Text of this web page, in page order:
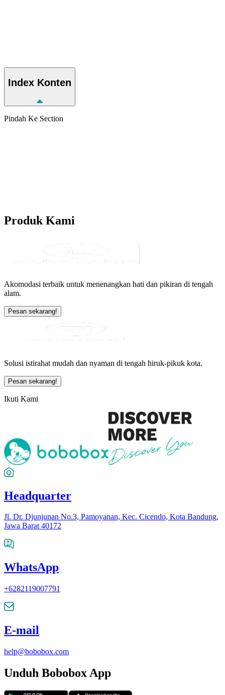
Index Konten
Pindah Ke Section
Produk Kami
Akomodasi terbaik untuk menenangkan hati dan pikiran di tengah
alam.
Pesan sekarang!
Solusi istirahat mudah dan nyaman di tengah hiruk-pikuk kota.
Pesan sekarang!
Ikuti Kami
Headquarter
Jl. Dr. Djunjunan No.3, Pamoyanan, Kec. Cicendo, Kota Bandung,
Jawa Barat 40172
WhatsApp
+6282119007791
E-mail
help@bobobox.com
Unduh Bobobox App